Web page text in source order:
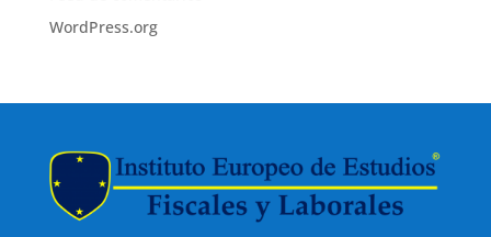
WordPress.org